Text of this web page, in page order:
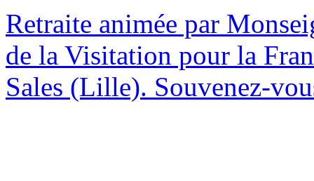
Retraite animée par
de la Visitation pour la
Sales (Lille). Souvenez-